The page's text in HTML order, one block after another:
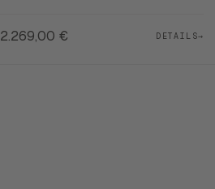
2.269,00 € DETAILS→